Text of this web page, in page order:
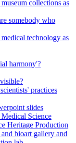
collections as
somebody who
technology as
harmony'?
practices
slides
Science
Heritage Production
bioart gallery and